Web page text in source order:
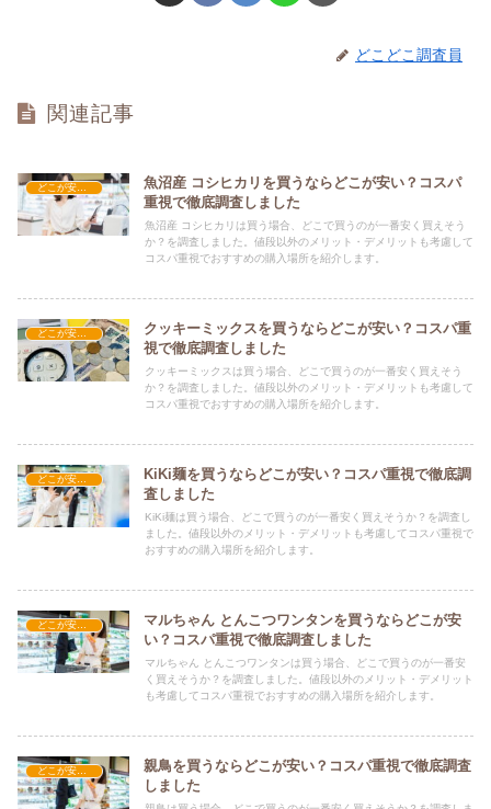
どこどこ調査員
関連記事
どこが安い？-食品・食材
魚沼産 コシヒカリを買うならどこが安い？コスパ
重視で徹底調査しました
魚沼産 コシヒカリは買う場合、どこで買うのが一番安く買えそう
か？を調査しました。値段以外のメリット・デメリットも考慮して
コスパ重視でおすすめの購入場所を紹介します。
どこが安い？-食品・食材
クッキーミックスを買うならどこが安い？コスパ重
視で徹底調査しました
クッキーミックスは買う場合、どこで買うのが一番安く買えそう
か？を調査しました。値段以外のメリット・デメリットも考慮して
コスパ重視でおすすめの購入場所を紹介します。
どこが安い？-食品・食材
KiKi麺を買うならどこが安い？コスパ重視で徹底調
査しました
KiKi麺は買う場合、どこで買うのが一番安く買えそうか？を調査し
ました。値段以外のメリット・デメリットも考慮してコスパ重視で
おすすめの購入場所を紹介します。
どこが安い？-食品・食材
マルちゃん とんこつワンタンを買うならどこが安
い？コスパ重視で徹底調査しました
マルちゃん とんこつワンタンは買う場合、どこで買うのが一番安
く買えそうか？を調査しました。値段以外のメリット・デメリット
も考慮してコスパ重視でおすすめの購入場所を紹介します。
親鳥を買うならどこが安い？コスパ重視で徹底調査
しました